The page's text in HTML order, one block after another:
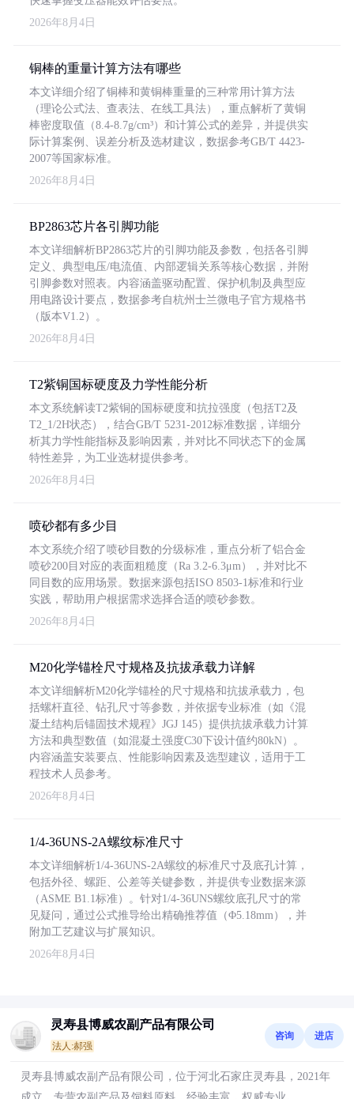
2026年8月4日
铜棒的重量计算方法有哪些
本文详细介绍了铜棒和黄铜棒重量的三种常用计算方法
（理论公式法、查表法、在线工具法），重点解析了黄铜
棒密度取值（8.4-8.7g/cm³）和计算公式的差异，并提供实
际计算案例、误差分析及选材建议，数据参考GB/T 4423-
2007等国家标准。
2026年8月4日
BP2863芯片各引脚功能
本文详细解析BP2863芯片的引脚功能及参数，包括各引脚
定义、典型电压/电流值、内部逻辑关系等核心数据，并附
引脚参数对照表。内容涵盖驱动配置、保护机制及典型应
用电路设计要点，数据参考自杭州士兰微电子官方规格书
（版本V1.2）。
2026年8月4日
T2紫铜国标硬度及力学性能分析
本文系统解读T2紫铜的国标硬度和抗拉强度（包括T2及
T2_1/2H状态），结合GB/T 5231-2012标准数据，详细分
析其力学性能指标及影响因素，并对比不同状态下的金属
特性差异，为工业选材提供参考。
2026年8月4日
喷砂都有多少目
本文系统介绍了喷砂目数的分级标准，重点分析了铝合金
喷砂200目对应的表面粗糙度（Ra 3.2-6.3μm），并对比不
同目数的应用场景。数据来源包括ISO 8503-1标准和行业
实践，帮助用户根据需求选择合适的喷砂参数。
2026年8月4日
M20化学锚栓尺寸规格及抗拔承载力详解
本文详细解析M20化学锚栓的尺寸规格和抗拔承载力，包
括螺杆直径、钻孔尺寸等参数，并依据专业标准（如《混
凝土结构后锚固技术规程》JGJ 145）提供抗拔承载力计算
方法和典型数值（如混凝土强度C30下设计值约80kN）。
内容涵盖安装要点、性能影响因素及选型建议，适用于工
程技术人员参考。
2026年8月4日
1/4-36UNS-2A螺纹标准尺寸
本文详细解析1/4-36UNS-2A螺纹的标准尺寸及底孔计算，
包括外径、螺距、公差等关键参数，并提供专业数据来源
（ASME B1.1标准）。针对1/4-36UNS螺纹底孔尺寸的常
见疑问，通过公式推导给出精确推荐值（Φ5.18mm），并
附加工艺建议与扩展知识。
2026年8月4日
灵寿县博威农副产品有限公司
法人:郝强
咨询 进店
灵寿县博威农副产品有限公司，位于河北石家庄灵寿县，2021年